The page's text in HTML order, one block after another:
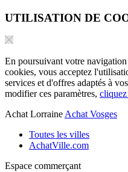
UTILISATION DE
En poursuivant votre
cookies, vous acceptez
services et d'offres adaptés à
modifier ces paramètres,
Achat LorraineAchat Vosges
Toutes les villes
AchatVille.com
Espace commerçant